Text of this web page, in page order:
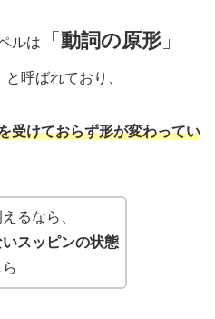
ルは 「 動詞の原形 」
と呼ばれており、
受けておらず形が変わってい
るなら、
スッピンの状態